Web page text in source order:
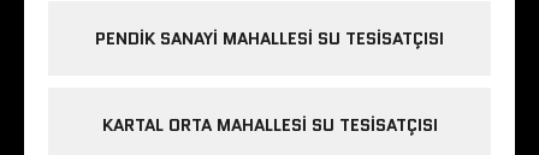
PENDIK SANAYI MAHALLESI SU TESISATÇISI
KARTAL ORTA MAHALLESI SU TESISATÇISI